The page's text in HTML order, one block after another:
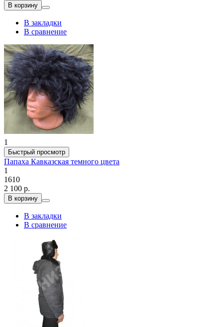
В корзину
В закладки
В сравнение
1
Быстрый просмотр
Папаха Кавказская темного цвета
1
1610
2 100 р.
В корзину
В закладки
В сравнение